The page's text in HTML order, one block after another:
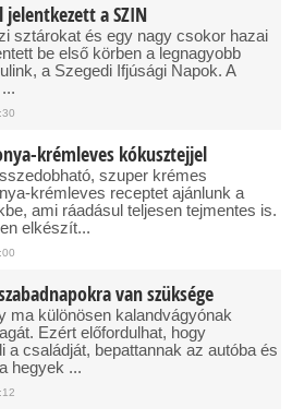
jelentkezett a SZIN
sztárokat és egy nagy csokor hazai
be első körben a legnagyobb
a Szegedi Ifjúsági Napok. A
krémleves kókusztejjel
szuper krémes
krémleves receptet ajánlunk a
ami ráadásul teljesen tejmentes is.
elkészít...
van szüksége
ma különösen kalandvágyónak
Ezért előfordulhat, hogy
a családját, bepattannak az autóba és
hegyek ...